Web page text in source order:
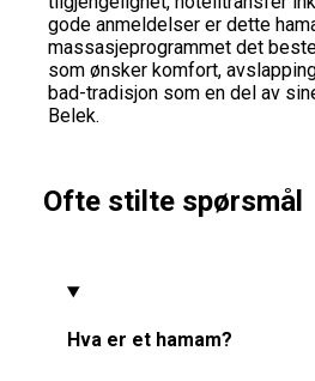
gode anmeldelser er dette
massasjeprogrammet det
som ønsker komfort,
bad-tradisjon som en del av
Belek.
Ofte stilte spørsmål
Hva er et hamam?